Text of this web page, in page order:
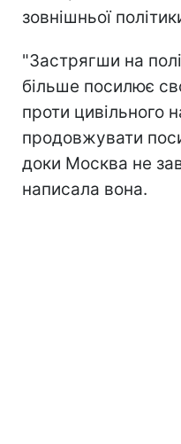
зовнішньої
"Застрягши на
більше посилює
проти цивільного
продовжувати
доки Москва не
написала вона.